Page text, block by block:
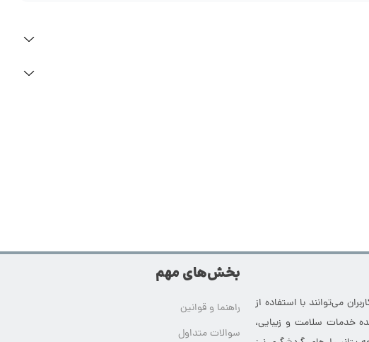
می‌توانند با استفاده از
خدمات سلامت و زیبایی،
بخش‌های مهم
راهنما و قوانین
سوالات متداول